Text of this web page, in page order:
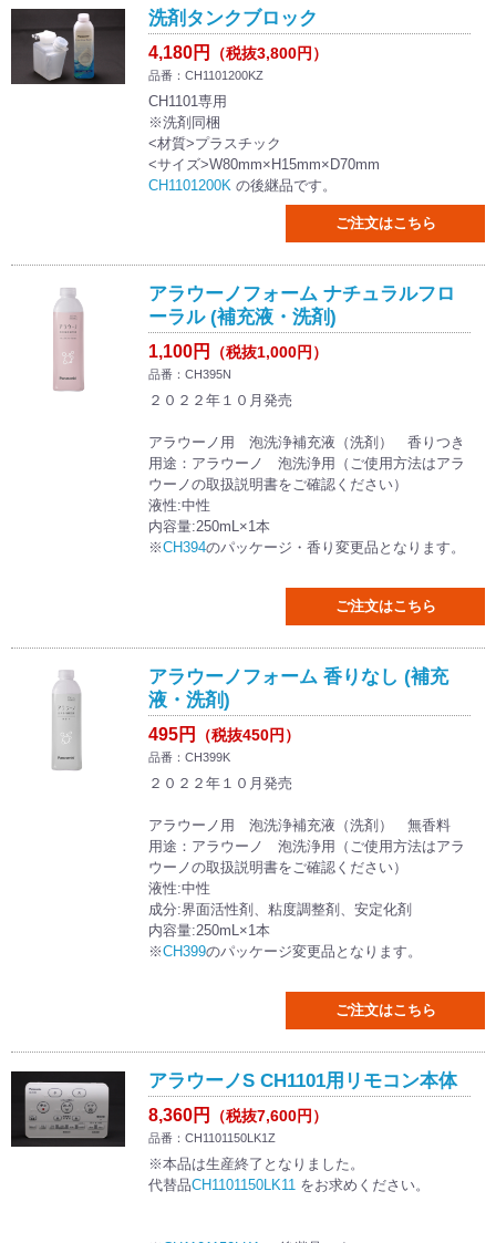
洗剤タンクブロック
4,180円 （税抜3,800円）
品番：CH1101200KZ
CH1101専用
※洗剤同梱
<材質>プラスチック
<サイズ>W80mm×H15mm×D70mm
CH1101200Kの後継品です。
ご注文はこちら
アラウーノフォーム ナチュラルフロ
ーラル (補充液・洗剤)
1,100円 （税抜1,000円）
品番：CH395N
２０２２年１０月発売
アラウーノ用 泡洗浄補充液（洗剤） 香りつき
用途：アラウーノ 泡洗浄用（ご使用方法はアラ
ウーノの取扱説明書をご確認ください）
液性:中性
内容量:250mL×1本
※CH394のパッケージ・香り変更品となります。
ご注文はこちら
アラウーノフォーム 香りなし (補充
液・洗剤)
495円 （税抜450円）
品番：CH399K
２０２２年１０月発売
アラウーノ用 泡洗浄補充液（洗剤） 無香料
用途：アラウーノ 泡洗浄用（ご使用方法はアラ
ウーノの取扱説明書をご確認ください）
液性:中性
成分:界面活性剤、粘度調整剤、安定化剤
内容量:250mL×1本
※CH399のパッケージ変更品となります。
ご注文はこちら
アラウーノS CH1101用リモコン本体
8,360円 （税抜7,600円）
品番：CH1101150LK1Z
※本品は生産終了となりました。
代替品CH1101150LK11をお求めください。